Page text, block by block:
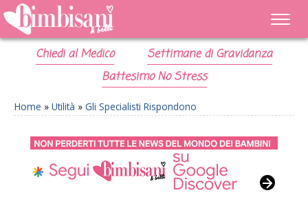
Chiedi al Medico
Settimane di Gravidanza
Battesimo No Stress
Home » Utilità » Gli Specialisti Rispondono